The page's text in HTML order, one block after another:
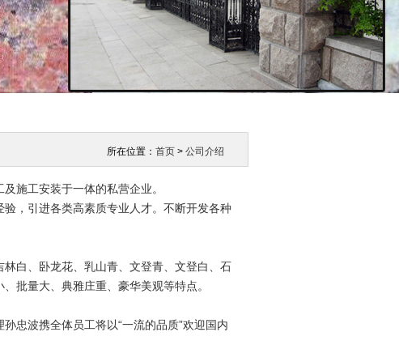
所在位置： 首页 > 公司介绍
施工安装于一体的私营企业。
，引进各类高素质专业人才。不断开发各种
白、卧龙花、乳山青、文登青、文登白、石
批量大、典雅庄重、豪华美观等特点。
忠波携全体员工将以“一流的品质”欢迎国内